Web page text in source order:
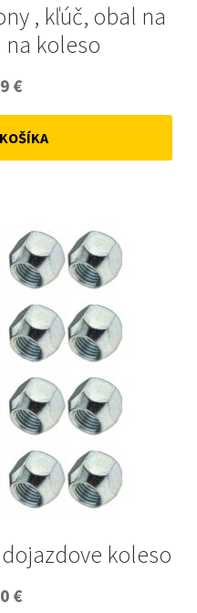
, kľúč, obal na
koleso
€
price
is:
koleso
€